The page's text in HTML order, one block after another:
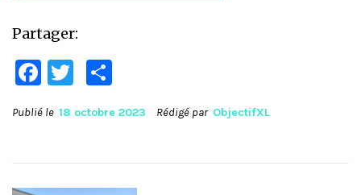
Partager:
Facebook
Twitter
Publié le 18 octobre 2023 Rédigé par ObjectifXL